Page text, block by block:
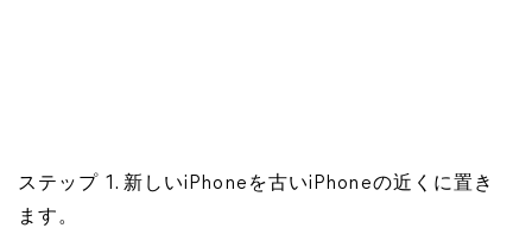
ステップ 1. 新しいiPhoneを古いiPhoneの近くに置き
ます。